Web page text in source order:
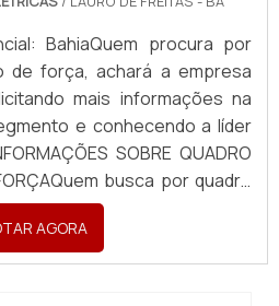
BahiaQuem procura por
de força, achará a empresa
mais informações na
e conhecendo a líder
SOBRE QUADRO
busca por quadro
em uma empresa inovadora,
Elétricas. Uma empresa
banco de capacitores para
AGORA